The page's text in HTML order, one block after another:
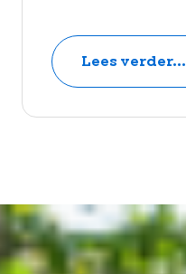
Lees verder...